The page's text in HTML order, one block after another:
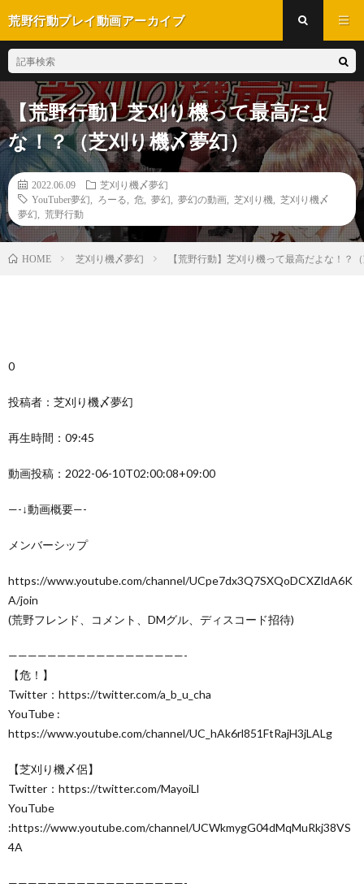
荒野行動プレイ動画アーカイブ
【荒野行動】芝刈り機って最高だよ
な！？（芝刈り機〆夢幻）
2022.06.09
芝刈り機〆夢幻
YouTuber夢幻
ろーる 危 夢幻 夢幻の動画 芝刈り機
芝刈り機〆
夢幻
荒野行動
HOME 芝刈り機〆夢幻 【荒野行動】芝刈り機って最高だよな！？
0
投稿者：芝刈り機〆夢幻
再生時間：09:45
動画投稿：2022-06-10T02:00:08+09:00
—-↓動画概要—-
メンバーシップ
https://www.youtube.com/channel/UCpe7dx3Q7SXQoDCXZldA6K
A/join
(荒野フレンド、コメント、DMグル、ディスコード招待)
——————————————————-
【危！】
Twitter：https://twitter.com/a_b_u_cha
YouTube :
https://www.youtube.com/channel/UC_hAk6rl851FtRajH3jLALg
【芝刈り機〆侶】
Twitter：https://twitter.com/MayoiLl
YouTube
:https://www.youtube.com/channel/UCWkmygG04dMqMuRkj38VS
4A
——————————————————-